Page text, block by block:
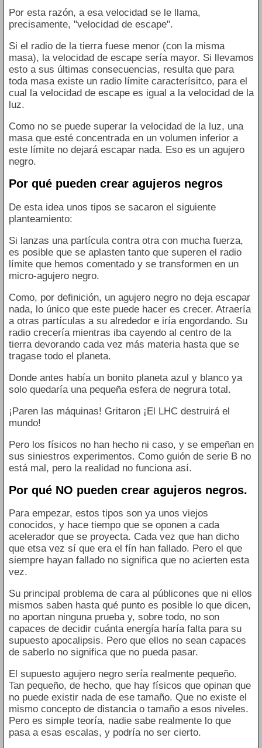
Por esta razón, a esa velocidad se le llama,
precisamente, "velocidad de escape".
Si el radio de la tierra fuese menor (con la misma
masa), la velocidad de escape sería mayor. Si llevamos
esto a sus últimas consecuencias, resulta que para
toda masa existe un radio límite caracterísitco, para el
cual la velocidad de escape es igual a la velocidad de la
luz.
Como no se puede superar la velocidad de la luz, una
masa que esté concentrada en un volumen inferior a
este límite no dejará escapar nada. Eso es un agujero
negro.
Por qué pueden crear agujeros negros
De esta idea unos tipos se sacaron el siguiente
planteamiento:
Si lanzas una partícula contra otra con mucha fuerza,
es posible que se aplasten tanto que superen el radio
límite que hemos comentado y se transformen en un
micro-agujero negro.
Como, por definición, un agujero negro no deja escapar
nada, lo único que este puede hacer es crecer. Atraería
a otras partículas a su alrededor e iría engordando. Su
radio crecería mientras iba cayendo al centro de la
tierra devorando cada vez más materia hasta que se
tragase todo el planeta.
Donde antes había un bonito planeta azul y blanco ya
solo quedaría una pequeña esfera de negrura total.
¡Paren las máquinas! Gritaron ¡El LHC destruirá el
mundo!
Pero los físicos no han hecho ni caso, y se empeñan en
sus siniestros experimentos. Como guión de serie B no
está mal, pero la realidad no funciona así.
Por qué NO pueden crear agujeros negros.
Para empezar, estos tipos son ya unos viejos
conocidos, y hace tiempo que se oponen a cada
acelerador que se proyecta. Cada vez que han dicho
que etsa vez sí que era el fín han fallado. Pero el que
siempre hayan fallado no significa que no acierten esta
vez.
Su principal problema de cara al públicones que ni ellos
mismos saben hasta qué punto es posible lo que dicen,
no aportan ninguna prueba y, sobre todo, no son
capaces de decidir cuánta energía haría falta para su
supuesto apocalipsis. Pero que ellos no sean capaces
de saberlo no significa que no pueda pasar.
El supuesto agujero negro sería realmente pequeño.
Tan pequeño, de hecho, que hay físicos que opinan que
no puede existir nada de ese tamaño. Que no existe el
mismo concepto de distancia o tamaño a esos niveles.
Pero es simple teoría, nadie sabe realmente lo que
pasa a esas escalas, y podría no ser cierto.